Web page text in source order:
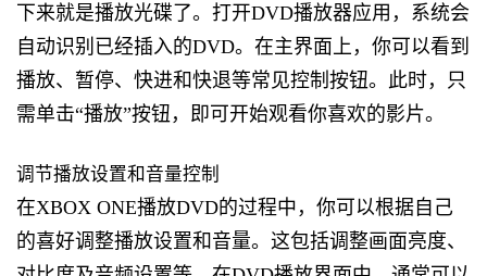
下来就是播放光碟了。打开DVD播放器应用，系统会
自动识别已经插入的DVD。在主界面上，你可以看到
播放、暂停、快进和快退等常见控制按钮。此时，只
需单击“播放”按钮，即可开始观看你喜欢的影片。
调节播放设置和音量控制
在XBOX ONE播放DVD的过程中，你可以根据自己
的喜好调整播放设置和音量。这包括调整画面亮度、